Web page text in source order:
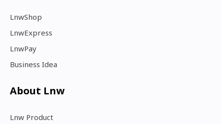
LnwShop
LnwExpress
LnwPay
Business Idea
About Lnw​
Lnw Product